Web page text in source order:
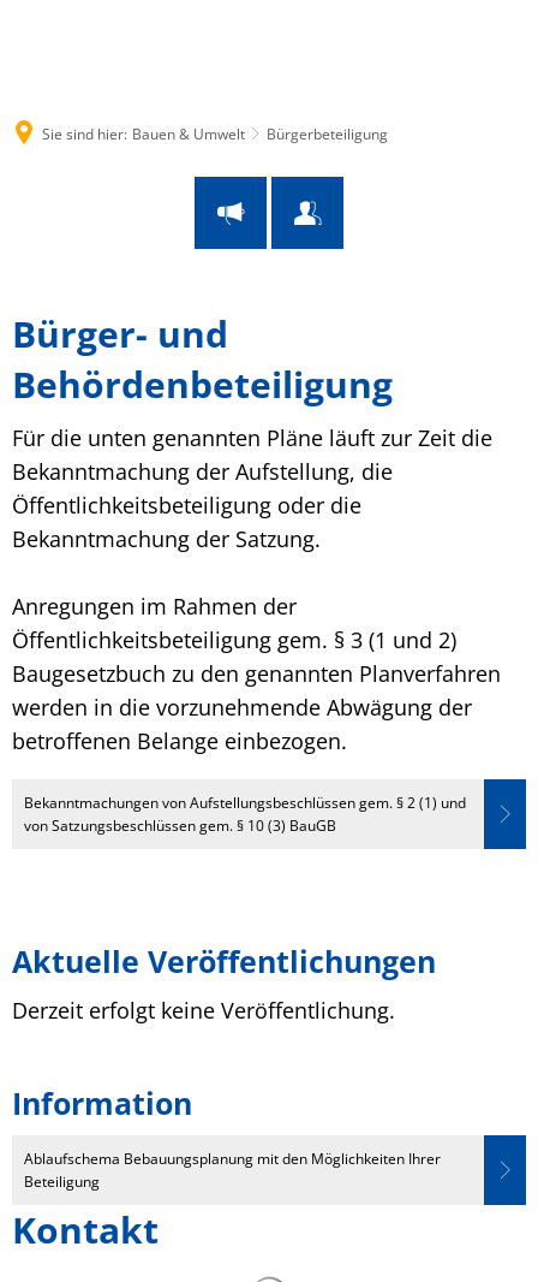
Sie sind hier: Bauen & Umwelt Bürgerbeteiligung
Bürgerbeteiligung
Bürger- und
Behördenbeteiligung
Für die unten genannten Pläne läuft zur Zeit die
Bekanntmachung der Aufstellung, die
Öffentlichkeitsbeteiligung oder die
Bekanntmachung der Satzung.
Anregungen im Rahmen der
Öffentlichkeitsbeteiligung gem. § 3 (1 und 2)
Baugesetzbuch zu den genannten Planverfahren
werden in die vorzunehmende Abwägung der
betroffenen Belange einbezogen.
Bekanntmachungen von Aufstellungsbeschlüssen gem. § 2 (1) und
von Satzungsbeschlüssen gem. § 10 (3) BauGB
Aktuelle Veröffentlichungen
Derzeit erfolgt keine Veröffentlichung.
Information
Ablaufschema Bebauungsplanung mit den Möglichkeiten Ihrer
Beteiligung
Kontakt